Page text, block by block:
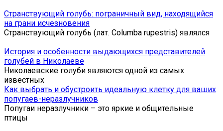
Странствующий голубь: пограничный вид, находящийся
на грани исчезновения
Странствующий голубь (лат. Columba rupestris) являлся
История и особенности выдающихся представителей
голубей в Николаеве
Николаевские голуби являются одной из самых
известных
Как выбрать и обустроить идеальную клетку для ваших
попугаев-неразлучников
Попугаи неразлучники – это яркие и общительные
птицы